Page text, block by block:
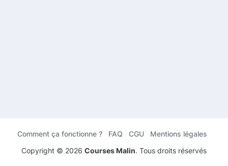
Comment ça fonctionne ? FAQ CGU
Mentions légales
Copyright © 2026 Courses Malin. Tous droits réservés